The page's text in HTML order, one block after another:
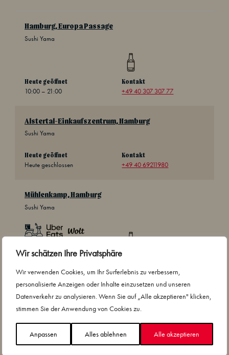
Wir schätzen Ihre Privatsphäre
Wir verwenden Cookies, um Ihr Surferlebnis zu verbessern,
personalisierte Anzeigen oder Inhalte einzusetzen und unseren
Datenverkehr zu analysieren. Wenn Sie auf „Alle akzeptieren" klicken,
stimmen Sie der Anwendung von Cookies zu.
Anpassen Alles ablehnen Alle akzeptieren
Hamburg, Europa Passage
Sushi Yama
Heute geöffnet
10:00 – 21:00
Kontakt
+49 40 307 307 77
Alstertal-Einkaufszentrum, Hamburg
Sushi Yama
Heute geöffnet
Heute geschlossen
Kontakt
+49 40 69211980
Mühlenkamp, Hamburg
Sushi Yama
Heute geöffnet
11:00 – 22:00
Kontakt
+49 40 386 317 82